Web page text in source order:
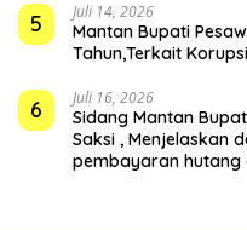
5 Juli 14, 2026
Mantan Bupati
Tahun,Terkait Korupsi
6 Juli 16, 2026
Sidang Mantan
Saksi , Menjelaskan
pembayaran hutang